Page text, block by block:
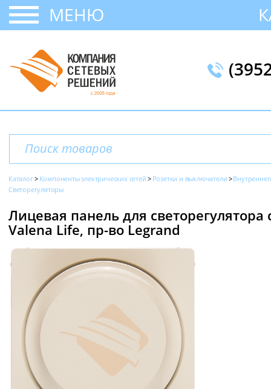
МЕНЮ
Каталог Компоненты электрических сетей Розетки и выключатели
Светорегуляторы
Лицевая панель для
Valena Life, пр-во Legrand